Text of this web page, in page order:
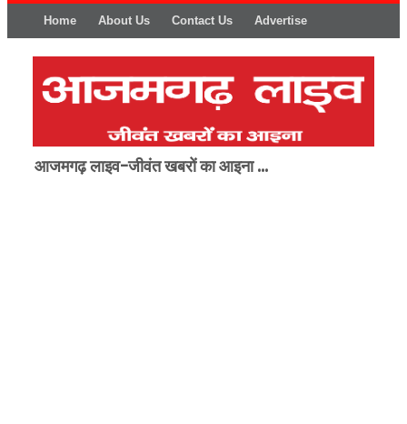
Home About Us Contact Us Advertise
आजमगढ़ लाइव-जीवंत खबरों का आइना ...